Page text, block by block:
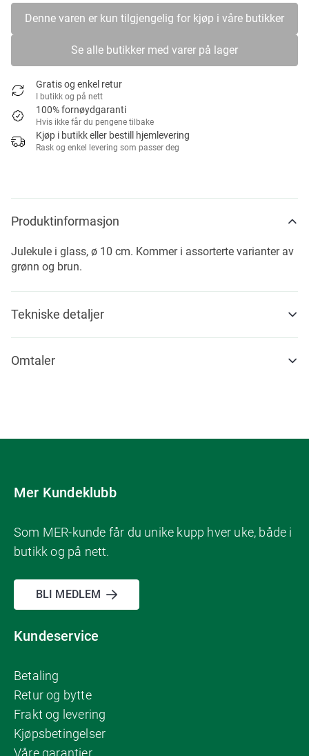
Denne varen er kun tilgjengelig for kjøp i våre butikker
Se alle butikker med varer på lager
Gratis og enkel retur
I butikk og på nett
100% fornøydgaranti
Hvis ikke får du pengene tilbake
Kjøp i butikk eller bestill hjemlevering
Rask og enkel levering som passer deg
Produktinformasjon
Julekule i glass, ø 10 cm. Kommer i assorterte varianter av
grønn og brun.
Tekniske detaljer
Omtaler
Mer Kundeklubb
Som MER-kunde får du unike kupp hver uke, både i
butikk og på nett.
BLI MEDLEM
Kundeservice
Betaling
Retur og bytte
Frakt og levering
Kjøpsbetingelser
Våre garantier